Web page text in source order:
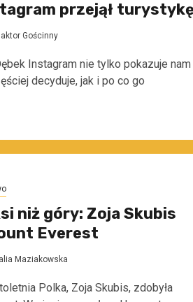
przejął
Gościnny
Instagram nie tylko pokazuje nam
decyduje, jak i po co go
niż góry: Zoja Skubis
Everest
Maziakowska
Polka, Zoja Skubis, zdobyła